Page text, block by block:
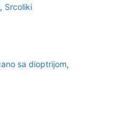
, Srcoliki
sa dioptrijom,